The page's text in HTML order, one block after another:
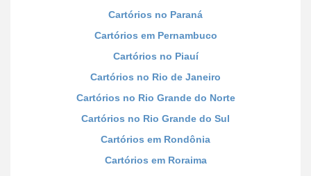
Cartórios no Paraná
Cartórios em Pernambuco
Cartórios no Piauí
Cartórios no Rio de Janeiro
Cartórios no Rio Grande do Norte
Cartórios no Rio Grande do Sul
Cartórios em Rondônia
Cartórios em Roraima